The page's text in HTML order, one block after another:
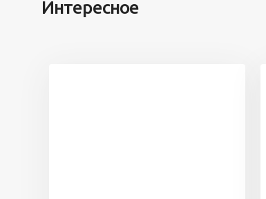
Интересное